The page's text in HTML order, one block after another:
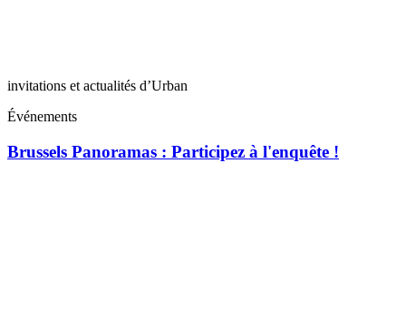
invitations et actualités d’Urban
Événements
Brussels Panoramas : Participez à l'enquête !